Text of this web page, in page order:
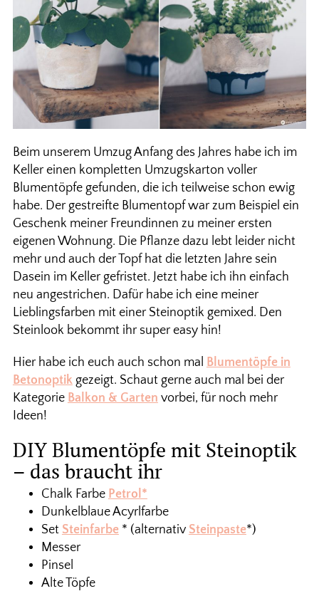
Beim unserem Umzug Anfang des Jahres habe ich im
Keller einen kompletten Umzugskarton voller
Blumentöpfe gefunden, die ich teilweise schon ewig
habe. Der gestreifte Blumentopf war zum Beispiel ein
Geschenk meiner Freundinnen zu meiner ersten
eigenen Wohnung. Die Pflanze dazu lebt leider nicht
mehr und auch der Topf hat die letzten Jahre sein
Dasein im Keller gefristet. Jetzt habe ich ihn einfach
neu angestrichen. Dafür habe ich eine meiner
Lieblingsfarben mit einer Steinoptik gemixed. Den
Steinlook bekommt ihr super easy hin!
Hier habe ich euch auch schon mal Blumentöpfe in
Betonoptikgezeigt. Schaut gerne auch mal bei der
Kategorie Balkon & Garten vorbei, für noch mehr
Ideen!
DIY Blumentöpfe mit Steinoptik
– das braucht ihr
Chalk Farbe Petrol*
Dunkelblaue Acyrlfarbe
Set Steinfarbe* (alternativ Steinpaste*)
Messer
Pinsel
Alte Töpfe